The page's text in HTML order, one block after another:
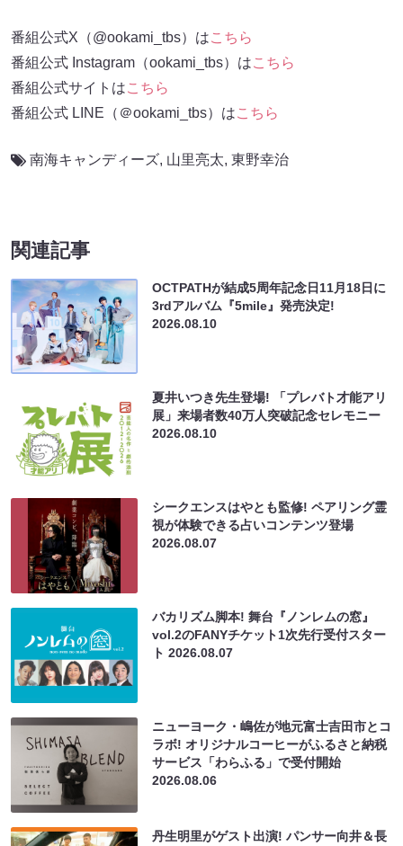
番組公式X（@ookami_tbs）はこちら
番組公式 Instagram（ookami_tbs）はこちら
番組公式サイトはこちら
番組公式 LINE（＠ookami_tbs）はこちら
南海キャンディーズ, 山里亮太, 東野幸治
関連記事
OCTPATHが結成5周年記念日11月18日に
3rdアルバム『5mile』発売決定!
2026.08.10
夏井いつき先生登場! 「プレバト才能アリ
展」来場者数40万人突破記念セレモニー
2026.08.10
シークエンスはやとも監修! ペアリング霊
視が体験できる占いコンテンツ登場
2026.08.07
バカリズム脚本! 舞台『ノンレムの窓』
vol.2のFANYチケット1次先行受付スター
ト2026.08.07
ニューヨーク・嶋佐が地元富士吉田市とコ
ラボ! オリジナルコーヒーがふるさと納税
サービス「わらふる」で受付開始
2026.08.06
丹生明里がゲスト出演! パンサー向井＆長